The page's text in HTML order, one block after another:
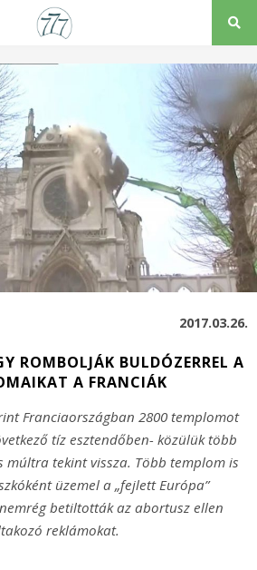
2017.03.26.
ROMBOLJÁK BULDÓZERREL A
A FRANCIÁK
Franciaországban 2800 templomot
tíz esztendőben- közülük több
múltra tekint vissza. Több templom is
üzemel a „fejlett Európa”
betiltották az abortusz ellen
reklámokat.